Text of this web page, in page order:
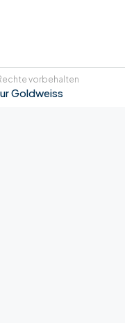
vorbehalten
Goldweiss